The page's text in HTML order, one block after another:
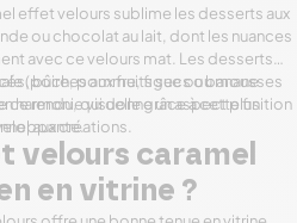
effet velours sublime les desserts aux
ou chocolat au lait, dont les nuances
avec ce velours mat. Les desserts
(poire, pomme, figue ou banane
harmonie visuelle grâce à cette finition
bûches aux fruits secs ou mousses
rendu, qui donne un aspect plus
aux créations.
velours caramel
en vitrine ?